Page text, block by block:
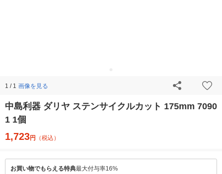
1 / 1 画像を見る
中島利器 ダリヤ ステンサイクルカット 175mm 7090
1 1個
1,723円 （税込）
お買い物でもらえる特典最大付与率16%